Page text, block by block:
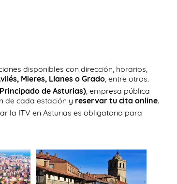
disponibles con dirección, horarios,
Mieres, Llanes o Grado, entre otros.
de Asturias), empresa pública
de cada estación y reservar tu cita online.
la ITV en Asturias es obligatorio para